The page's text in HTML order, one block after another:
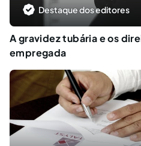
Destaque dos editores
A gravidez tubária e os
empregada